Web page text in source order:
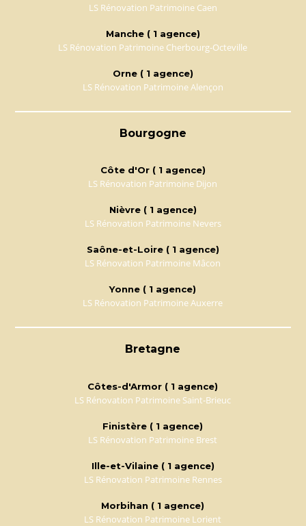
LS Rénovation Patrimoine Caen
Manche ( 1 agence)
LS Rénovation Patrimoine Cherbourg-Octeville
Orne ( 1 agence)
LS Rénovation Patrimoine Alençon
Bourgogne
Côte d'Or ( 1 agence)
LS Rénovation Patrimoine Dijon
Nièvre ( 1 agence)
LS Rénovation Patrimoine Nevers
Saône-et-Loire ( 1 agence)
LS Rénovation Patrimoine Mâcon
Yonne ( 1 agence)
LS Rénovation Patrimoine Auxerre
Bretagne
Côtes-d'Armor ( 1 agence)
LS Rénovation Patrimoine Saint-Brieuc
Finistère ( 1 agence)
LS Rénovation Patrimoine Brest
Ille-et-Vilaine ( 1 agence)
LS Rénovation Patrimoine Rennes
Morbihan ( 1 agence)
LS Rénovation Patrimoine Lorient